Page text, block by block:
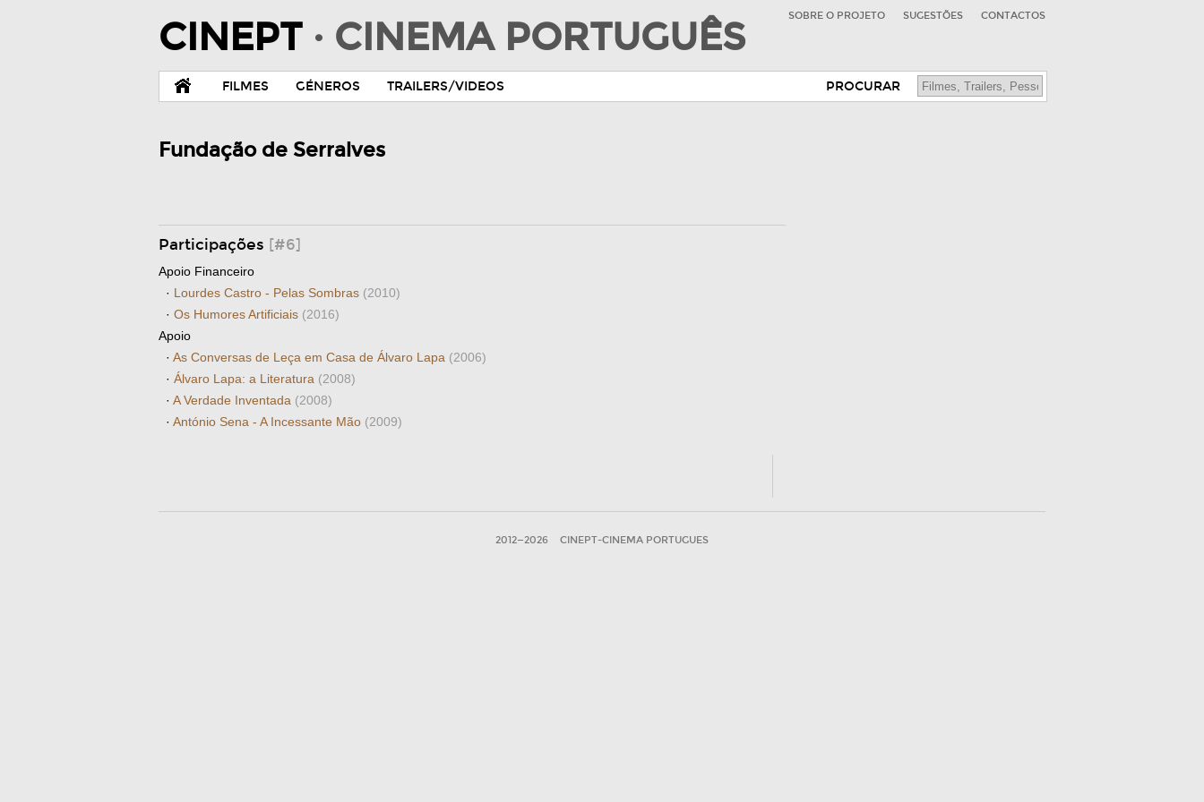
CINEPT · CINEMA PORTUGUÊS SOBRE O PROJETO SUGESTÕES CONTACTOS
FILMES GÉNEROS TRAILERS/VIDEOS PROCURAR
Fundação de Serralves
Participações [#6]
Apoio Financeiro
· Lourdes Castro - Pelas Sombras (2010)
· Os Humores Artificiais (2016)
Apoio
· As Conversas de Leça em Casa de Álvaro Lapa (2006)
· Álvaro Lapa: a Literatura (2008)
· A Verdade Inventada (2008)
· António Sena - A Incessante Mão (2009)
2012—2026 CINEPT-CINEMA PORTUGUES